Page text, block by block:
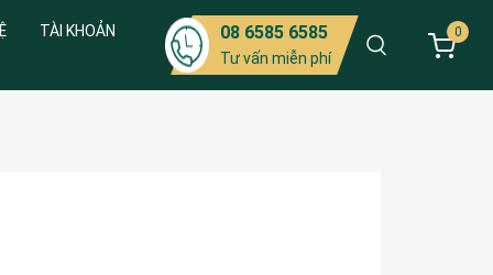
TÀI KHOẢN 08 6585 6585
Tư vấn miễn phí
0